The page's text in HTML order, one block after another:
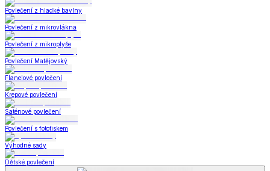
Povlečení z hladké bavlny
Povlečení z mikrovlákna
Povlečení z mikroplyše
Povlečení Matějovský
Flanelové povlečení
Krepové povlečení
Saténové povlečení
Povlečení s fototiskem
Výhodné sady
Dětské povlečení